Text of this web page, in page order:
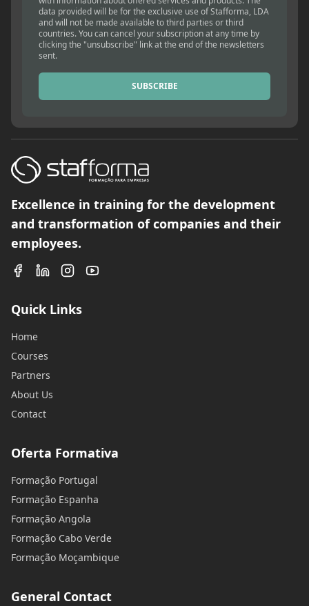
data provided will be for the exclusive use of Stafforma, LDA
and will not be made available to third parties or third
countries. You can cancel your subscription at any time by
clicking the "unsubscribe" link at the end of the newsletters
sent.
SUBSCRIBE
Excellence in training for the development
and transformation of companies and their
employees.
Quick Links
Home
Courses
Partners
About Us
Contact
Oferta Formativa
Formação Portugal
Formação Espanha
Formação Angola
Formação Cabo Verde
Formação Moçambique
General Contact